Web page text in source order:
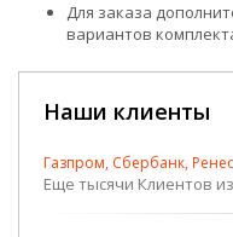
Для заказа
вариантов
Наши клиенты
Газпром, Сбербанк,
Еще тысячи Клиентов